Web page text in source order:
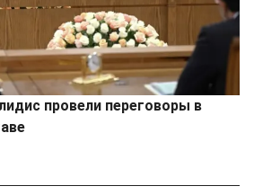
провели переговоры в